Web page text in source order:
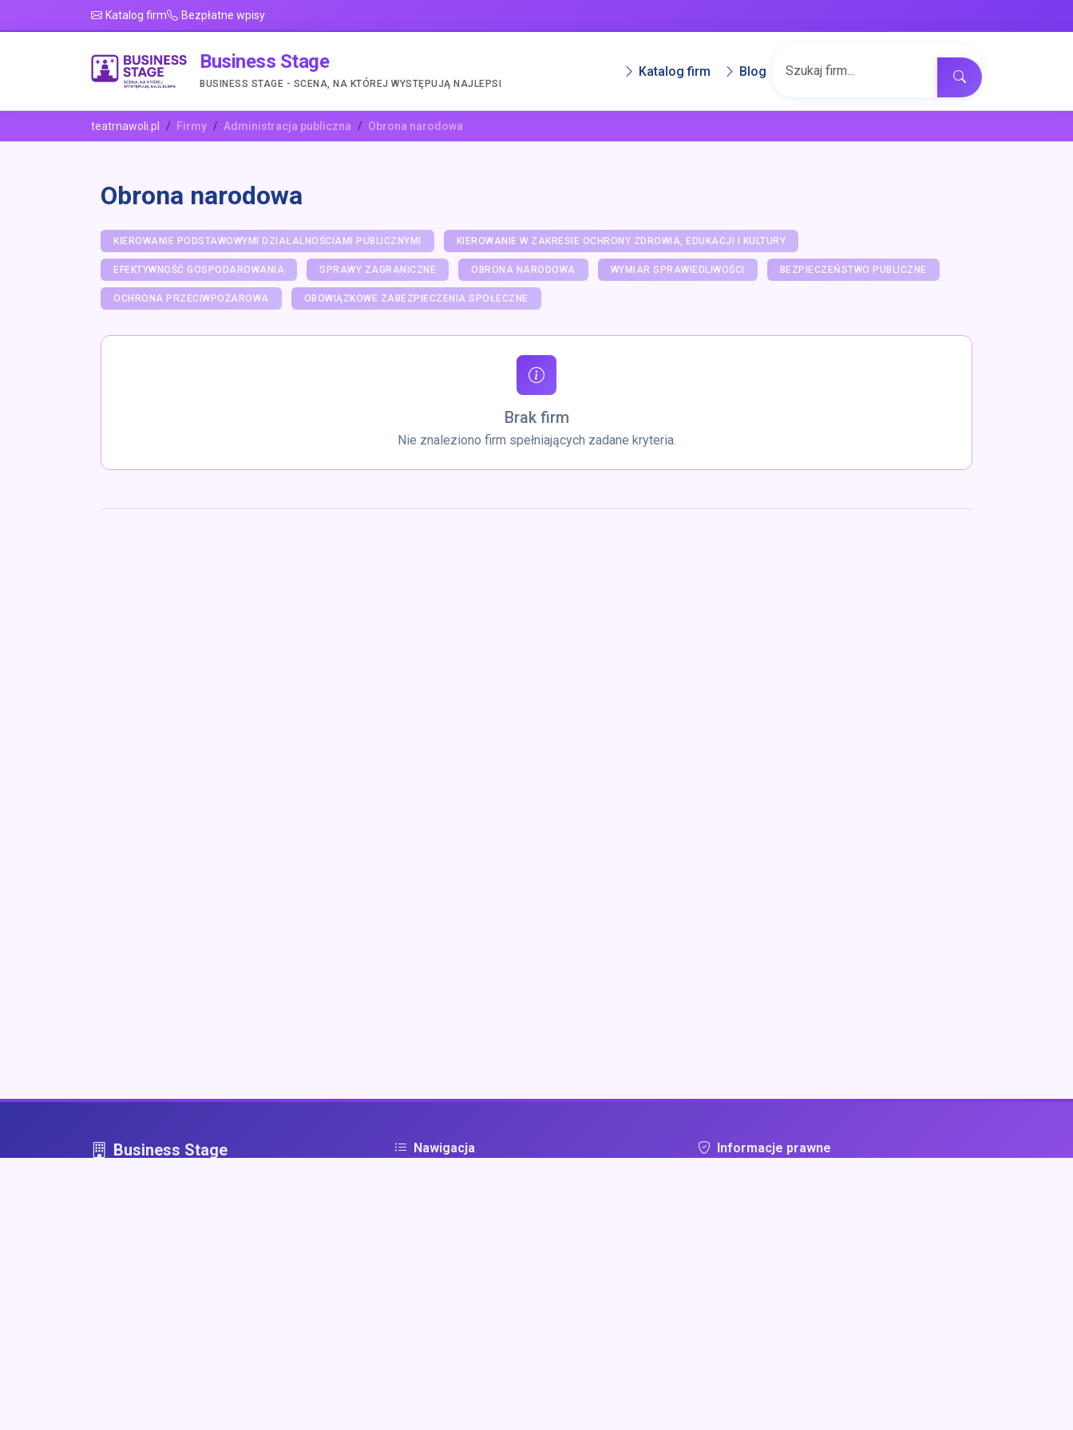
Katalog firm Bezpłatne wpisy
Business Stage
BUSINESS STAGE - SCENA, NA KTÓREJ WYSTĘPUJĄ NAJLEPSI
Katalog firm Blog
teatrnawoli.pl Firmy Administracja publiczna Obrona narodowa
Obrona narodowa
KIEROWANIE PODSTAWOWYMI DZIAŁALNOŚCIAMI PUBLICZNYMI KIEROWANIE W ZAKRESIE OCHRONY ZDROWIA, EDUKACJI I KULTURY
EFEKTYWNOŚĆ GOSPODAROWANIA SPRAWY ZAGRANICZNE OBRONA NARODOWA WYMIAR SPRAWIEDLIWOŚCI BEZPIECZEŃSTWO PUBLICZNE
OCHRONA PRZECIWPOŻAROWA OBOWIĄZKOWE ZABEZPIECZENIA SPOŁECZNE
Brak firm
Nie znaleziono firm spełniających zadane kryteria.
Business Stage Nawigacja Informacje prawne